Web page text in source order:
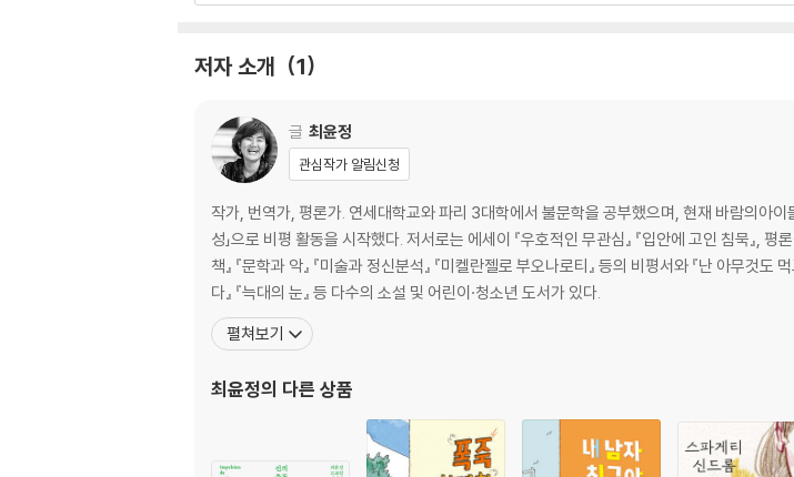
저자 소개 1
글 최윤정
관심작가 알림신청
작가, 번역가, 평론가. 연세대학교와 파리 3대학에서 불문학을 공부했으며, 현재 바람의아이
성」으로 비평 활동을 시작했다. 저서로는 에세이 『우호적인 무관심』 『입안에 고인 침묵』, 평
책』 『문학과 악』 『미술과 정신분석』 『미켈란젤로 부오나로티』 등의 비평서와 『난 아무것도
다』 『늑대의 눈』 등 다수의 소설 및 어린이·청소년 도서가 있다.
펼쳐보기
최윤정의 다른 상품